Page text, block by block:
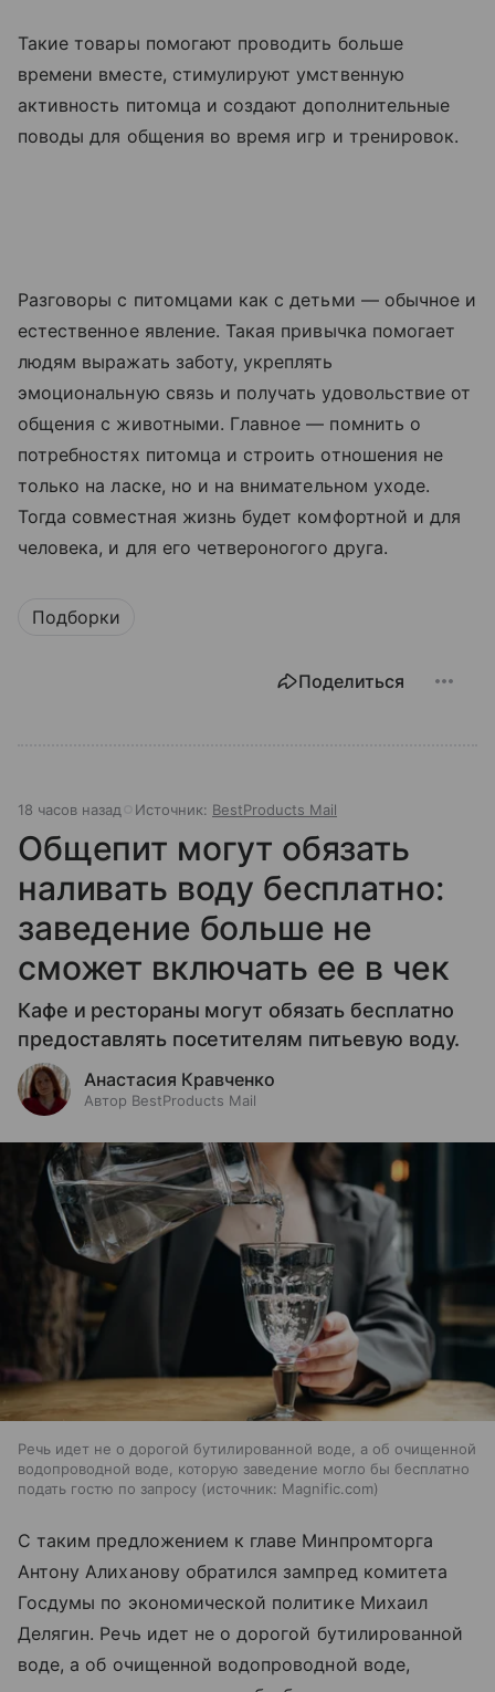
Такие товары помогают проводить больше
времени вместе, стимулируют умственную
активность питомца и создают дополнительные
поводы для общения во время игр и тренировок.
Разговоры с питомцами как с детьми — обычное и
естественное явление. Такая привычка помогает
людям выражать заботу, укреплять
эмоциональную связь и получать удовольствие от
общения с животными. Главное — помнить о
потребностях питомца и строить отношения не
только на ласке, но и на внимательном уходе.
Тогда совместная жизнь будет комфортной и для
человека, и для его четвероногого друга.
Подборки
Поделиться
18 часов назад Источник: BestProducts Mail
Общепит могут обязать
наливать воду бесплатно:
заведение больше не
сможет включать ее в чек
Кафе и рестораны могут обязать бесплатно
предоставлять посетителям питьевую воду.
Анастасия Кравченко
Автор BestProducts Mail
Речь идет не о дорогой бутилированной воде, а об очищенной
водопроводной воде, которую заведение могло бы бесплатно
подать гостю по запросу
источник: Magnific.com
С таким предложением к главе Минпромторга
Антону Алиханову обратился зампред комитета
Госдумы по экономической политике Михаил
Делягин. Речь идет не о дорогой бутилированной
воде, а об очищенной водопроводной воде,